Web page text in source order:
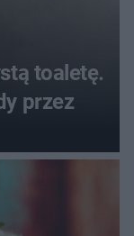
toaletę.
przez